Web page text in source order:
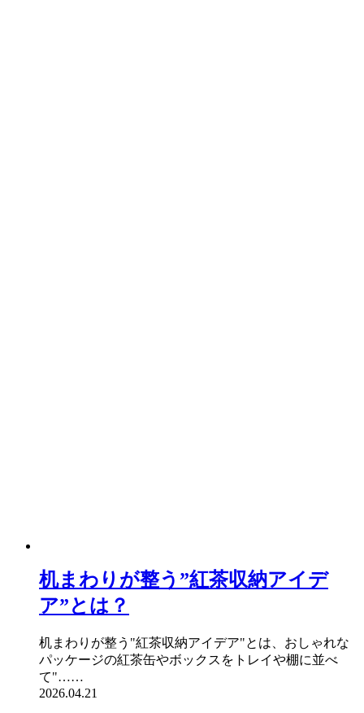
机まわりが整う”紅茶収納アイデ
ア”とは？
机まわりが整う"紅茶収納アイデア"とは、おしゃれな
パッケージの紅茶缶やボックスをトレイや棚に並べ
て"……
2026.04.21